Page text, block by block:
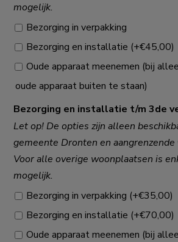
mogelijk.
Bezorging in verpakking
Bezorging en installatie (+€45,00)
Oude apparaat meenemen (bij
oude apparaat buiten te staan)
Bezorging en installatie t/m 3de
Let op! De opties zijn alleen
gemeente Dronten en
Voor alle overige woonplaatsen is
mogelijk.
Bezorging in verpakking (+€35,00)
Bezorging en installatie (+€70,00)
Oude apparaat meenemen (bij